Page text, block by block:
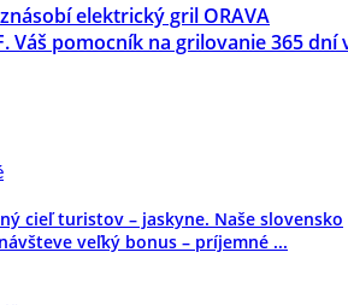
elektrický gril ORAVA
Váš pomocník na grilovanie 365 dní
cieľ turistov – jaskyne. Naše slovensko
veľký bonus – príjemné ...